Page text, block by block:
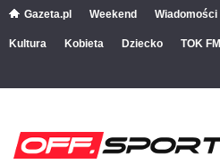
Gazeta.pl Weekend Wiadomości
Kultura Kobieta Dziecko TOK FM